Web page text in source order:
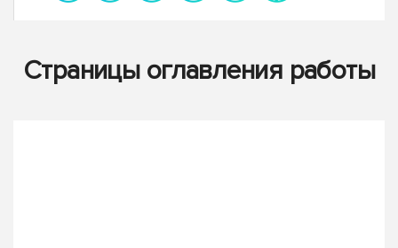
Страницы оглавления работы